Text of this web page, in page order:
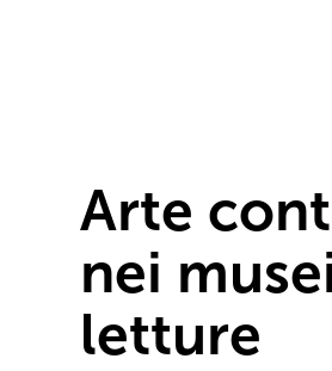
Arte
nei
letture